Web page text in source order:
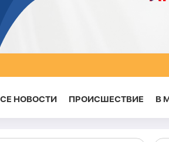
НОВОСТИ ПРОИСШЕСТВИЕ В